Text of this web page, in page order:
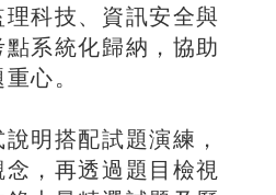
科技、資訊安全與
系統化歸納，協助
心。
明搭配試題演練，
，再透過題目檢視